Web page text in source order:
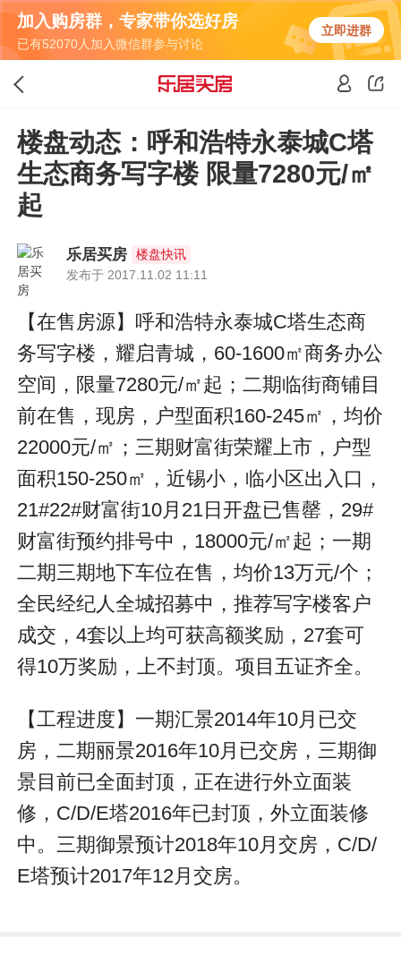
加入购房群，专家带你选好房
已有52070人加入微信群参与讨论
立即进群
楼盘动态：呼和浩特永泰城C塔
生态商务写字楼 限量7280元/㎡
起
乐居买房
楼盘快讯
发布于 2017.11.02 11:11
【在售房源】呼和浩特永泰城C塔生态商
务写字楼，耀启青城，60-1600㎡商务办公
空间，限量7280元/㎡起；二期临街商铺目
前在售，现房，户型面积160-245㎡，均价
22000元/㎡；三期财富街荣耀上市，户型
面积150-250㎡，近锡小，临小区出入口，
21#22#财富街10月21日开盘已售罄，29#
财富街预约排号中，18000元/㎡起；一期
二期三期地下车位在售，均价13万元/个；
全民经纪人全城招募中，推荐写字楼客户
成交，4套以上均可获高额奖励，27套可
得10万奖励，上不封顶。项目五证齐全。
【工程进度】一期汇景2014年10月已交
房，二期丽景2016年10月已交房，三期御
景目前已全面封顶，正在进行外立面装
修，C/D/E塔2016年已封顶，外立面装修
中。三期御景预计2018年10月交房，C/D/
E塔预计2017年12月交房。